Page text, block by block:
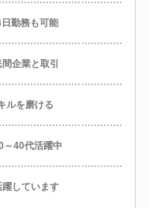
勤務も可能
企業と取引
ルを磨ける
～40代活躍中
しています